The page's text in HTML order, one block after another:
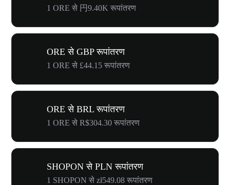
1 ORE से 円9.40K रूपांतरण
ORE से GBP रूपांतरण
1 ORE से £44.15 रूपांतरण
ORE से BRL रूपांतरण
1 ORE से R$304.30 रूपांतरण
SHOPON से PLN रूपांतरण
1 SHOPON से zł549.08 रूपांतरण